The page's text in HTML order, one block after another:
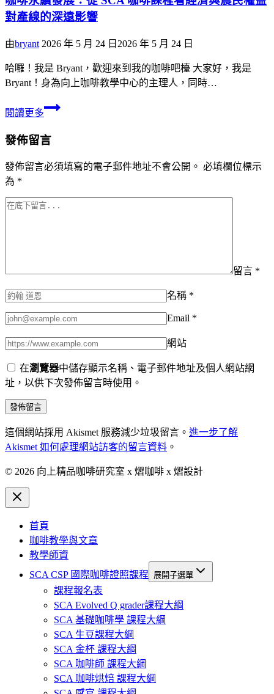
對產線的深遠影響
由bryant 2026 年 5 月 24 日 2026 年 5 月 24 日
哈囉！我是 Bryant，歡迎來到我的咖啡吧檯 大家好，我是
Bryant！身為向上咖啡教學中心的主理人，同時…
閱讀更多
發佈留言
發佈留言必須填寫的電子郵件地址不會公開。 必填欄位標示
為 *
留言 *
名稱 *
Email *
網站
在瀏覽器中儲存顯示名稱、電子郵件地址及個人網站網
址，以供下次發佈留言時使用。
這個網站採用 Akismet 服務減少垃圾留言。 進一步了解
Akismet 如何處理網站訪客的留言資料 。
© 2026 向上精品咖啡研究室 x 熠咖啡 x 熠設計
首頁
咖啡教學與文章
教學師資
SCA CSP 國際咖啡證照課程
展開子選單
課程報名表
SCA Evolved Q grader課程大綱
SCA 基礎咖啡學 課程大綱
SCA 生豆課程大綱
SCA 金杯 課程大綱
SCA 咖啡師 課程大綱
SCA 咖啡烘焙 課程大綱